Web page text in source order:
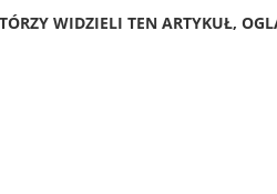
WIDZIELI TEN ARTYKUŁ,